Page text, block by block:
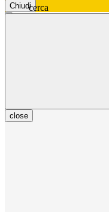
Chiudicerca
close